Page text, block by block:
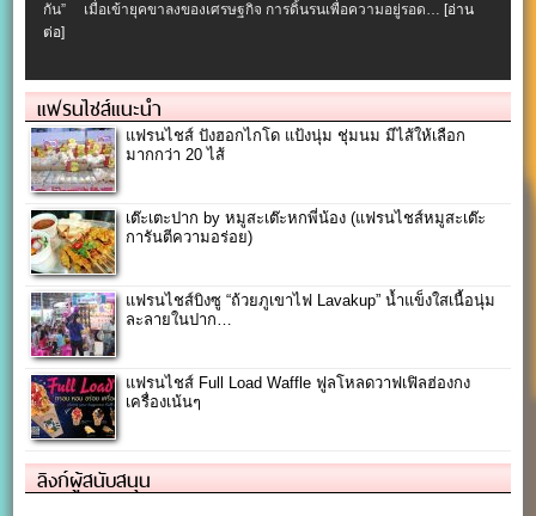
กัน” เมื่อเข้ายุคขาลงของเศรษฐกิจ การดิ้นรนเพื่อความอยู่รอด… [อ่าน
ต่อ]
แฟรนไชส์แนะนำ
แฟรนไชส์ ปังฮอกไกโด แป้งนุ่ม ชุ่มนม มีไส้ให้เลือก
มากกว่า 20 ไส้
เต๊ะเตะปาก by หมูสะเต๊ะหกพี่น้อง (แฟรนไชส์หมูสะเต๊ะ
การันตีความอร่อย)
แฟรนไชส์บิงซู “ถ้วยภูเขาไฟ Lavakup” น้ำแข็งใสเนื้อนุ่ม
ละลายในปาก…
แฟรนไชส์ Full Load Waffle ฟูลโหลดวาฟเฟิลฮ่องกง
เครื่องเน้นๆ
ลิงก์ผู้สนับสนุน